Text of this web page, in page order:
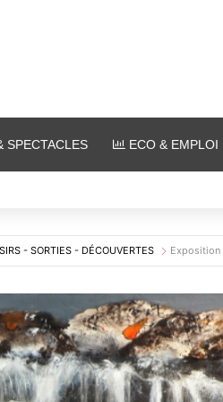
SPECTACLES ECO & EMPLOI
sur-Moselle du 7 au 28 août 2026
- SORTIES - DÉCOUVERTES Exposition